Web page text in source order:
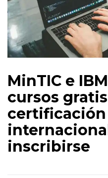
MinTIC e
cursos
certificación
inscribirse